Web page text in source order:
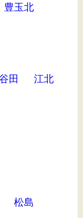
豊玉北
田
江北
松島